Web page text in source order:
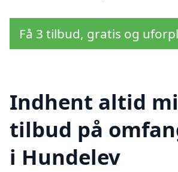
Få 3 tilbud, gratis og
Indhent altid
tilbud på
i Hundelev